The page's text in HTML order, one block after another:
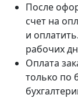
После
счет на
и
рабочих
Оплата
только по